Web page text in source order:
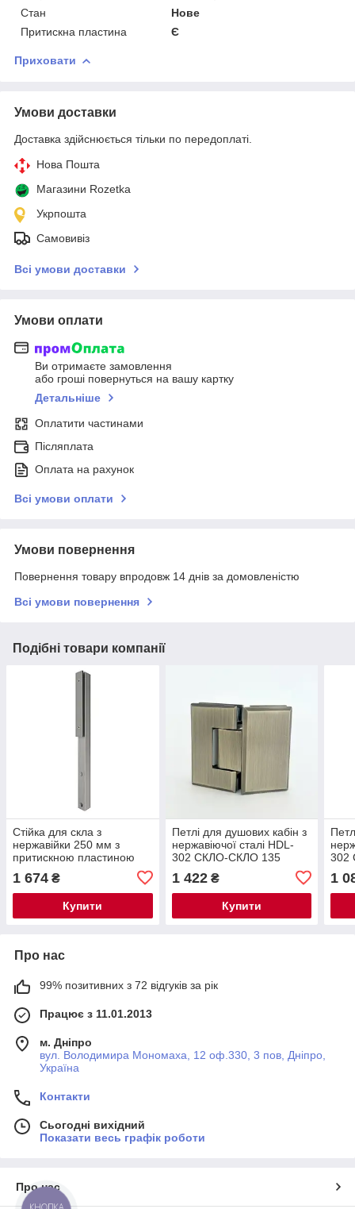
Стан
Нове
Притискна пластина
Є
Приховати
Умови доставки
Доставка здійснюється тільки по передоплаті.
Нова Пошта
Магазини Rozetka
Укрпошта
Самовивіз
Всі умови доставки
Умови оплати
Ви отримаєте замовлення
або гроші повернуться на вашу картку
Детальніше
Оплатити частинами
Післяплата
Оплата на рахунок
Всі умови оплати
Умови повернення
Повернення товару впродовж 14 днів за домовленістю
Всі умови повернення
Подібні товари компанії
Стійка для скла з
нержавійки 250 мм з
притискною пластиною
1 674 ₴
Купити
Петлі для душових кабін з
нержавіючої сталі HDL-
302 СКЛО-СКЛО 135
ГРАДУСІВ (Bronze) бронза
1 422₴
Купити
302
1
Про нас
99% позитивних з 72 відгуків за рік
Працює з 11.01.2013
м. Дніпро
вул. Володимира Мономаха, 12 оф.330, 3 пов, Дніпро,
Україна
Контакти
Сьогодні вихідний
Показати весь графік роботи
Про нас